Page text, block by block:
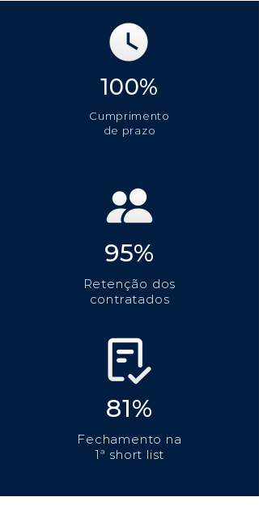
100%
Cumprimento
de prazo
95%
Retenção dos
contratados
81%
Fechamento na
1ª short list